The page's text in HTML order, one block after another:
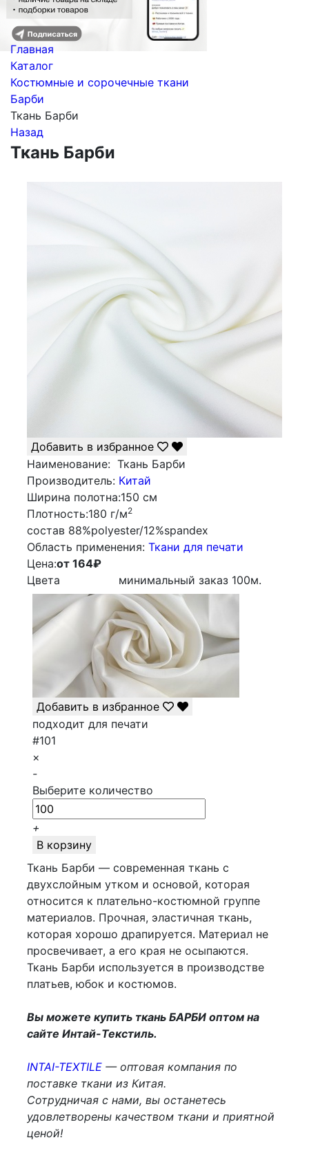
Главная
Каталог
Костюмные и сорочечные ткани
Барби
Ткань Барби
Назад
Ткань Барби
Добавить в избранное
Наименование: Ткань Барби
Производитель: Китай
Ширина полотна:150 см
Плотность:180 г/м2
состав 88%polyester/12%spandex
Облаcть применения: Ткани для печати
Цена:от 164₽
Цвета
минимальный заказ 100м.
Добавить в избранное
подходит для печати
#101
×
-
Выберите количество
+
В корзину
Ткань Барби — современная ткань с
двухслойным утком и основой, которая
относится к плательно-костюмной группе
материалов. Прочная, эластичная ткань,
которая хорошо драпируется. Материал не
просвечивает, а его края не осыпаются.
Ткань Барби используется в производстве
платьев, юбок и костюмов.
Вы можете купить ткань БАРБИ оптом на
сайте Интай-Текстиль.
INTAI-TEXTILE — оптовая компания по
поставке ткани из Китая.
Сотрудничая с нами, вы останетесь
удовлетворены качеством ткани и приятной
ценой!